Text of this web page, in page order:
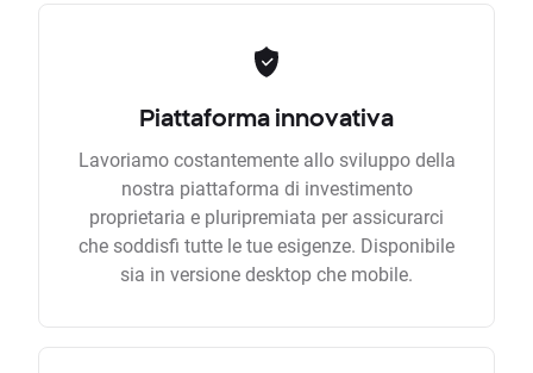
Piattaforma innovativa
Lavoriamo costantemente allo sviluppo della
nostra piattaforma di investimento
proprietaria e pluripremiata per assicurarci
che soddisfi tutte le tue esigenze. Disponibile
sia in versione desktop che mobile.